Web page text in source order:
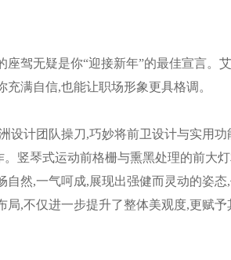
驾无疑是你“迎接新年”的最佳宣言。
满自信,也能让职场形象更具格调。
计团队操刀,巧妙将前卫设计与实用功
竖琴式运动前格栅与熏黑处理的前大
自然,一气呵成,展现出强健而灵动的姿
局,不仅进一步提升了整体美观度,更赋